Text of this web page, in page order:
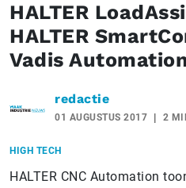
HALTER
HALTER
Vadis
redactie
01 AUGUSTUS 2017 2
HIGH TECH
HALTER CNC Automation